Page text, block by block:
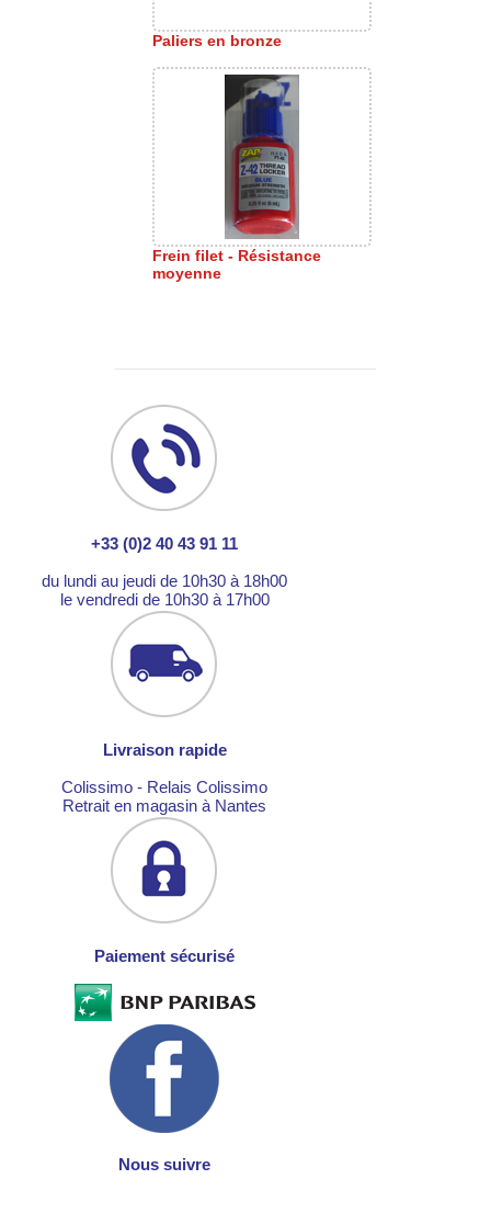
Paliers en bronze
Frein filet - Résistance
moyenne
+33 (0)2 40 43 91 11
du lundi au jeudi de 10h30 à 18h00
le vendredi de 10h30 à 17h00
Livraison rapide
Colissimo - Relais Colissimo
Retrait en magasin à Nantes
Paiement sécurisé
Nous suivre